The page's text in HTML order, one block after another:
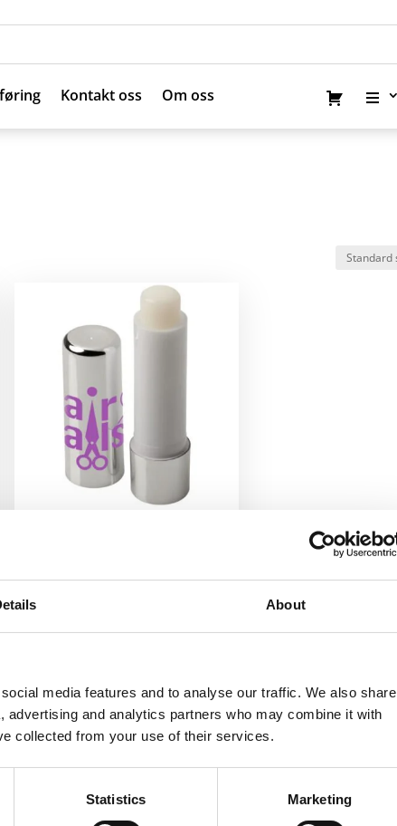
About
media features and to analyse our traffic. We also share
and analytics partners who may combine it with
collected from your use of their services.
Statistics Marketing
Kontakt oss Om oss
Kontakt oss Om oss